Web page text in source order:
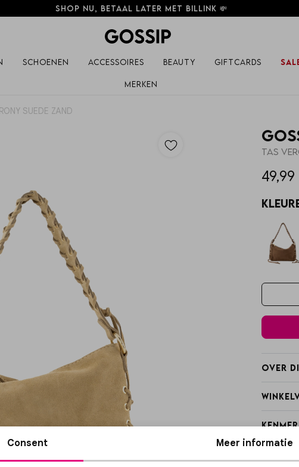
Shop nu, betaal later met Billink 💸
Schoenen Accessoires Beauty Giftcards
Merken
SUEDE ZAND
TAS
49,99
Over
Consent Meer informatie